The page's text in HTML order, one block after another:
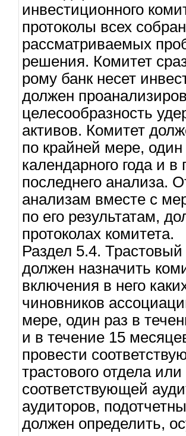
инвестиционного
протоколы всех
рассматриваемых
решения. Комитет
рому банк несет
должен
целесообразность
активов. Комитет
по крайней мере, один
календарного года и
последнего анализа.
анализам вместе с
по его результатам,
протоколах комитета.
Раздел 5.4.
должен назначить
включения в него
чиновников
мере, один раз в
и в течение 15
провести
трастового отдела
соответствующей
аудиторов,
должен определить,